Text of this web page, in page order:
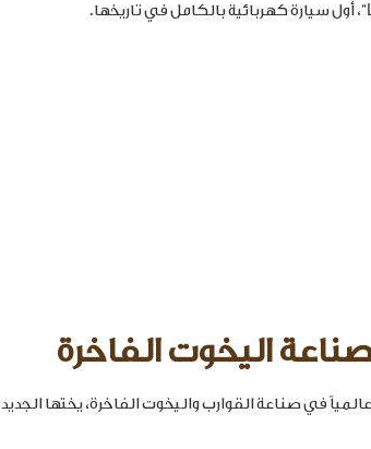
صناعة اليخوت الفاخرة
في صناعة القوارب واليخوت الفاخرة، يختها الجديد